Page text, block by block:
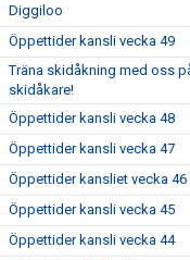
Diggiloo
Öppettider kansli vecka 49
Träna skidåkning med oss
skidåkare!
Öppettider kansli vecka 48
Öppettider kansli vecka 47
Öppettider kansliet vecka 46
Öppettider kansli vecka 45
Öppettider kansli vecka 44